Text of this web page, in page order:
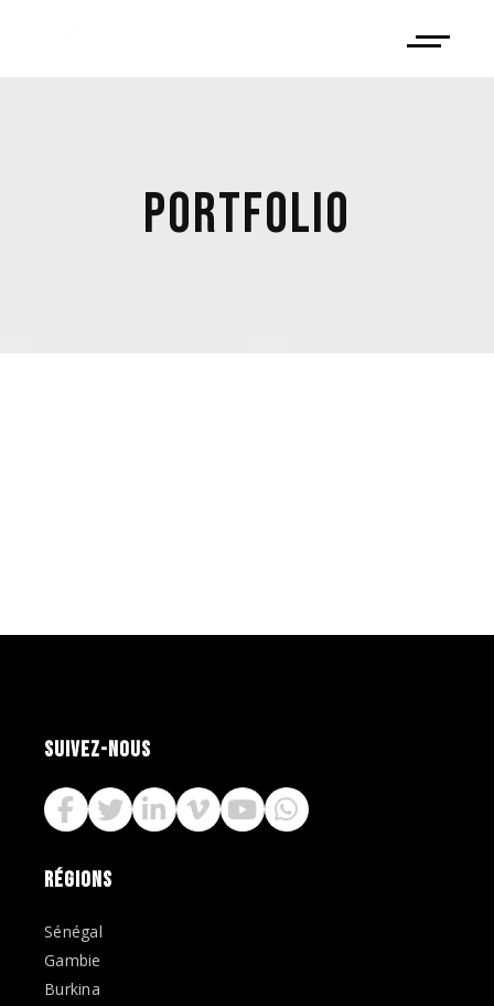
PORTFOLIO
SUIVEZ-NOUS
RÉGIONS
Sénégal
Gambie
Burkina